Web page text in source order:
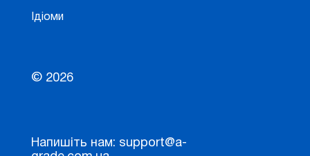
Ідіоми
© 2026
Напишіть нам: support@a-